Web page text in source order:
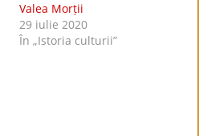
Valea Morții
29 iulie 2020
În „Istoria culturii”